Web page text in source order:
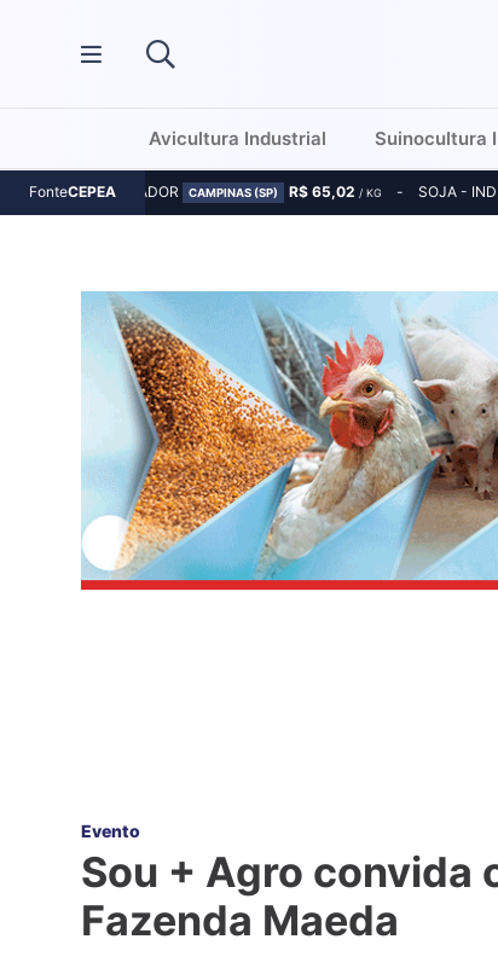
Avicultura Industrial Suinocultura
FonteCEPEA
MILHO - INDICADOR CAMPINAS (SP) R$ 65,02 / KG SOJA -
Evento
Sou + Agro convida
Fazenda Maeda